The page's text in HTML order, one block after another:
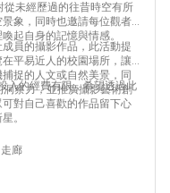
未經歷過的往昔時空有所
象，同時也邀請每位觀者
起自身的記憶與情感。
員的攝影作品，此活動提
平易近人的校園場所，讓
捉的人文或自然美景，同
察力，並推廣攝影藝術創
對自己喜歡的作品留下心
。
入的經費有限，希望透過此
廊